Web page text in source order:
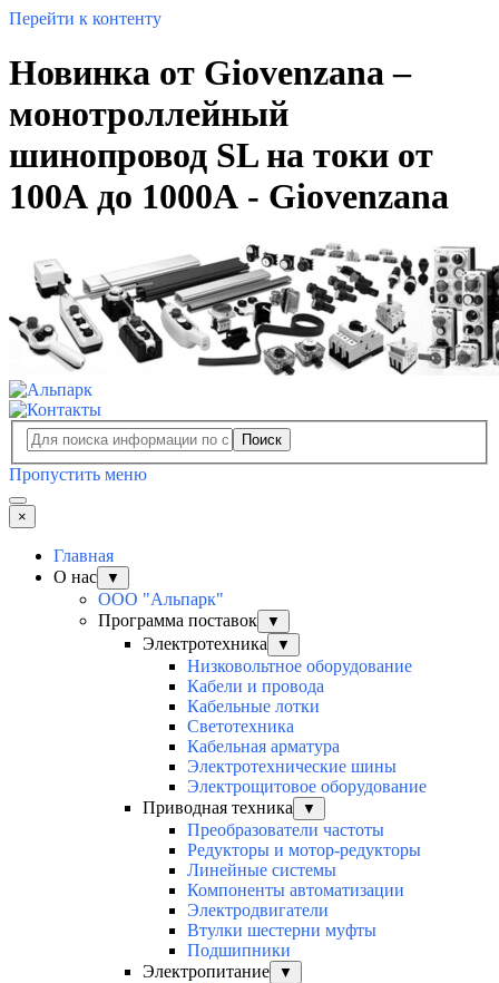
Перейти к контенту
Новинка от Giovenzana –
монотроллейный
шинопровод SL на токи от
100А до 1000А - Giovenzana
Поиск
Пропустить меню
×
Главная
О нас
▼
ООО "Альпарк"
Программа поставок
▼
Электротехника ▼
Низковольтное оборудование
Кабели и провода
Кабельные лотки
Светотехника
Кабельная арматура
Электротехнические шины
Электрощитовое оборудование
Приводная техника
▼
Преобразователи частоты
Редукторы и мотор-редукторы
Линейные системы
Компоненты автоматизации
Электродвигатели
Втулки шестерни муфты
Подшипники
Электропитание
▼